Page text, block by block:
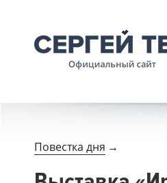
Повестка дня →